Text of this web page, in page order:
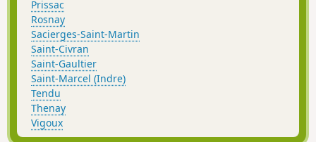
Prissac
Rosnay
Sacierges-Saint-Martin
Saint-Civran
Saint-Gaultier
Saint-Marcel (Indre)
Tendu
Thenay
Vigoux